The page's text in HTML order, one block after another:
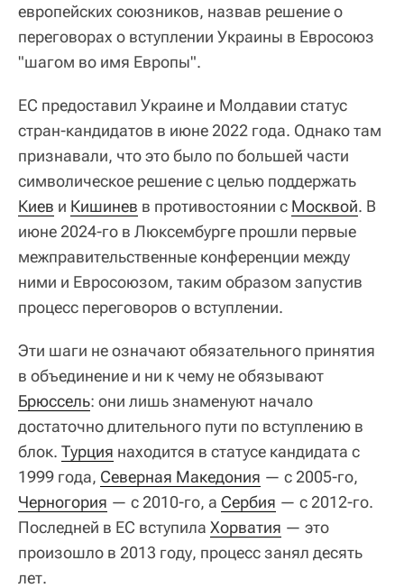
европейских союзников, назвав решение о
переговорах о вступлении Украины в Евросоюз
"шагом во имя Европы".
ЕС предоставил Украине и Молдавии статус
стран-кандидатов в июне 2022 года. Однако там
признавали, что это было по большей части
символическое решение с целью поддержать
Киев и Кишинев в противостоянии с Москвой. В
июне 2024-го в Люксембурге прошли первые
межправительственные конференции между
ними и Евросоюзом, таким образом запустив
процесс переговоров о вступлении.
Эти шаги не означают обязательного принятия
в объединение и ни к чему не обязывают
Брюссель: они лишь знаменуют начало
достаточно длительного пути по вступлению в
блок. Турция находится в статусе кандидата с
1999 года, Северная Македония — с 2005-го,
Черногория — с 2010-го, а Сербия — с 2012-го.
Последней в ЕС вступила Хорватия — это
произошло в 2013 году, процесс занял десять
лет.